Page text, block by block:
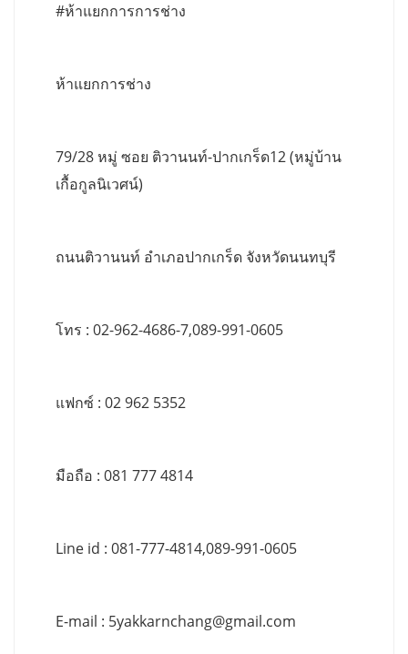
#ห้าแยกการการช่าง
ห้าแยกการช่าง
79/28 หมู่ ซอย ติวานนท์-ปากเกร็ด12 (หมู่บ้าน
เกื้อกูลนิเวศน์)
ถนนติวานนท์ อำเภอปากเกร็ด จังหวัดนนทบุรี
โทร : 02-962-4686-7,089-991-0605
แฟกซ์ : 02 962 5352
มือถือ : 081 777 4814
Line id : 081-777-4814,089-991-0605
E-mail : 5yakkarnchang@gmail.com